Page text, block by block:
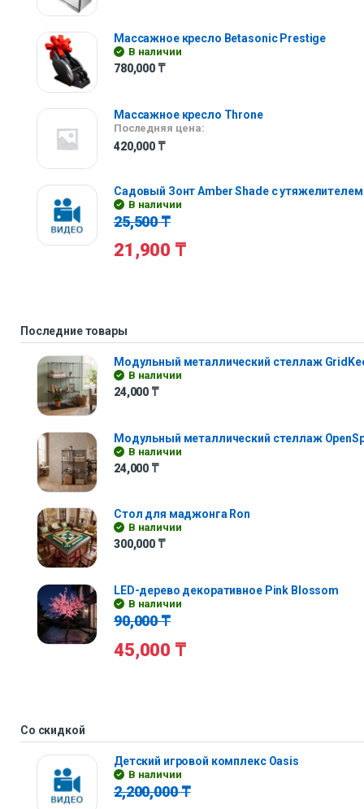
Массажное кресло Betasonic Prestige
В наличии
780,000 ₸
Массажное кресло Throne
Последняя цена:
420,000 ₸
Садовый Зонт Amber Shade с утяжелителем
В наличии
25,500₸
21,900 ₸
Последние товары
Модульный металлический стеллаж
В наличии
24,000 ₸
Модульный металлический стеллаж
В наличии
24,000 ₸
Стол для маджонга Ron
В наличии
300,000 ₸
LED-дерево декоративное Pink Blossom
В наличии
90,000₸
45,000 ₸
Со скидкой
Детский игровой комплекс Oasis
В наличии
2,200,000₸